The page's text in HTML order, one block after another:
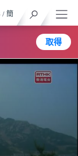
取得
/ 簡